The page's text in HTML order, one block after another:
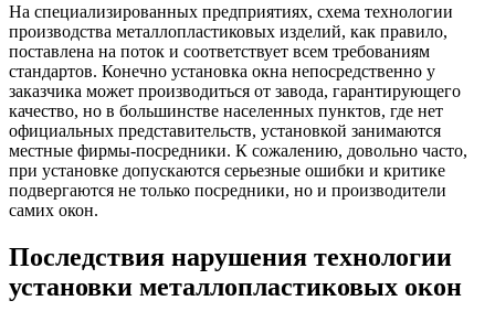
На специализированных предприятиях, схема технологии
производства металлопластиковых изделий, как правило,
поставлена на поток и соответствует всем требованиям
стандартов. Конечно установка окна непосредственно у
заказчика может производиться от завода, гарантирующего
качество, но в большинстве населенных пунктов, где нет
официальных представительств, установкой занимаются
местные фирмы-посредники. К сожалению, довольно часто,
при установке допускаются серьезные ошибки и критике
подвергаются не только посредники, но и производители
самих окон.
Последствия нарушения технологии
установки металлопластиковых окон